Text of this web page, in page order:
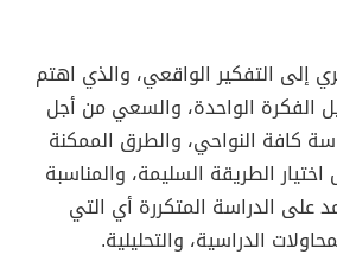
إلى التفكير الواقعي، والذي اهتم
الفكرة الواحدة، والسعي من أجل
كافة النواحي، والطرق الممكنة
الطريقة السليمة، والمناسبة
على الدراسة المتكررة أي التي
الدراسية، والتحليلية.